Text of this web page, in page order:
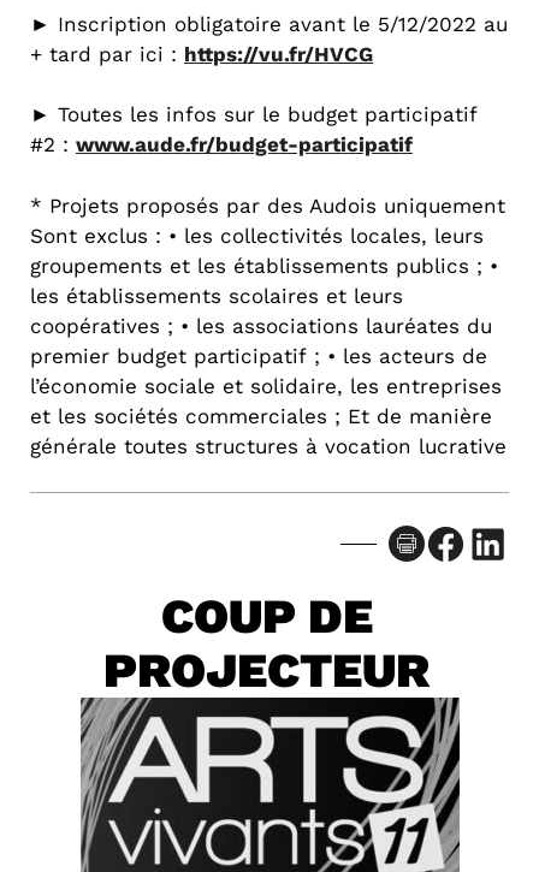
► Inscription obligatoire avant le 5/12/2022 au
+ tard par ici : https://vu.fr/HVCG
► Toutes les infos sur le budget participatif
#2 : www.aude.fr/budget-participatif
* Projets proposés par des Audois uniquement
Sont exclus : • les collectivités locales, leurs
groupements et les établissements publics ; •
les établissements scolaires et leurs
coopératives ; • les associations lauréates du
premier budget participatif ; • les acteurs de
l’économie sociale et solidaire, les entreprises
et les sociétés commerciales ; Et de manière
générale toutes structures à vocation lucrative
Facebook LinkedIn
COUP DE
PROJECTEUR